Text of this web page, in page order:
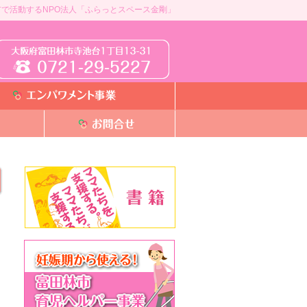
動するNPO法人「ふらっとスペース金剛」